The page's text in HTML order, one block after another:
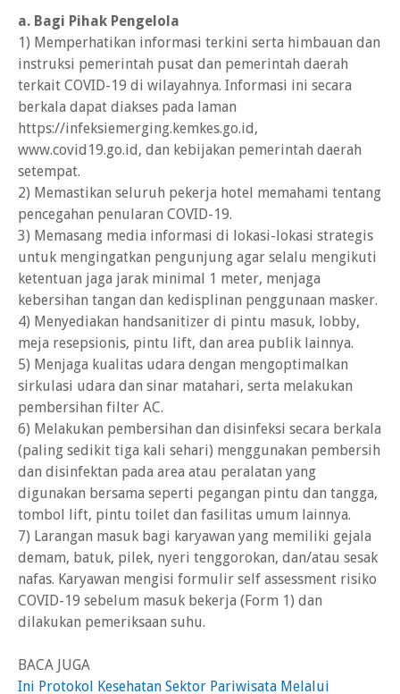
a. Bagi Pihak Pengelola
1) Memperhatikan informasi terkini serta himbauan dan
instruksi pemerintah pusat dan pemerintah daerah
terkait COVID-19 di wilayahnya. Informasi ini secara
berkala dapat diakses pada laman
https://infeksiemerging.kemkes.go.id,
www.covid19.go.id, dan kebijakan pemerintah daerah
setempat.
2) Memastikan seluruh pekerja hotel memahami tentang
pencegahan penularan COVID-19.
3) Memasang media informasi di lokasi-lokasi strategis
untuk mengingatkan pengunjung agar selalu mengikuti
ketentuan jaga jarak minimal 1 meter, menjaga
kebersihan tangan dan kedisplinan penggunaan masker.
4) Menyediakan handsanitizer di pintu masuk, lobby,
meja resepsionis, pintu lift, dan area publik lainnya.
5) Menjaga kualitas udara dengan mengoptimalkan
sirkulasi udara dan sinar matahari, serta melakukan
pembersihan filter AC.
6) Melakukan pembersihan dan disinfeksi secara berkala
(paling sedikit tiga kali sehari) menggunakan pembersih
dan disinfektan pada area atau peralatan yang
digunakan bersama seperti pegangan pintu dan tangga,
tombol lift, pintu toilet dan fasilitas umum lainnya.
7) Larangan masuk bagi karyawan yang memiliki gejala
demam, batuk, pilek, nyeri tenggorokan, dan/atau sesak
nafas. Karyawan mengisi formulir self assessment risiko
COVID-19 sebelum masuk bekerja (Form 1) dan
dilakukan pemeriksaan suhu.
BACA JUGA
Ini Protokol Kesehatan Sektor Pariwisata Melalui